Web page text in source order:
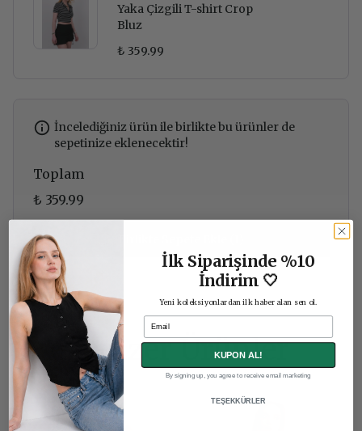
Yaka Çizgili T-shirt Crop
Bluz
₺ 359.99
İncelediğiniz ürün ile birlikte bu ürünler de
sepetinize eklenecektir!
Toplam
₺ 359.99
Benzer Ürünler
İlk Siparişinde %10
İndirim 🤍
Yeni koleksiyonlardan ilk haber alan sen ol.
Email
KUPON AL!
By signing up, you agree to receive email marketing
TEŞEKKÜRLER